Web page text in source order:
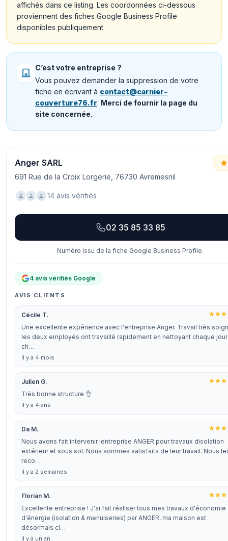
affichés dans ce listing. Les coordonnées ci-dessous
proviennent des fiches Google Business Profile
disponibles publiquement.
C’est votre entreprise ?
Vous pouvez demander la suppression de votre
fiche en écrivant à contact@carnier-
couverture76.fr. Merci de fournir la page du
site concernée.
Anger SARL
691 Rue de la Croix Lorgerie, 76730 Avremesnil
14 avis vérifiés
02 35 85 33 85
Numéro issu de la fiche Google Business Profile.
4 avis vérifiés Google
AVIS CLIENTS
Cécile T.
Une excellente expérience avec l'entreprise Anger. Travail très
les deux employés ont travaillé rapidement en nettoyant chaque
ch…
il y a 4 mois
Julien G.
Très bonne structure 👌
il y a 4 ans
Da M.
Nous avons fait intervenir lentreprise ANGER pour travaux disolation
extérieur et sous sol. Nous sommes satisfaits de leur travail. Nous
reco…
il y a 2 semaines
Florian M.
Excellente entreprise ! J'ai fait réaliser tous mes travaux d'économie
d'énergie (isolation & menuiseries) par ANGER, ma maison est
désormais cl…
il y a un an